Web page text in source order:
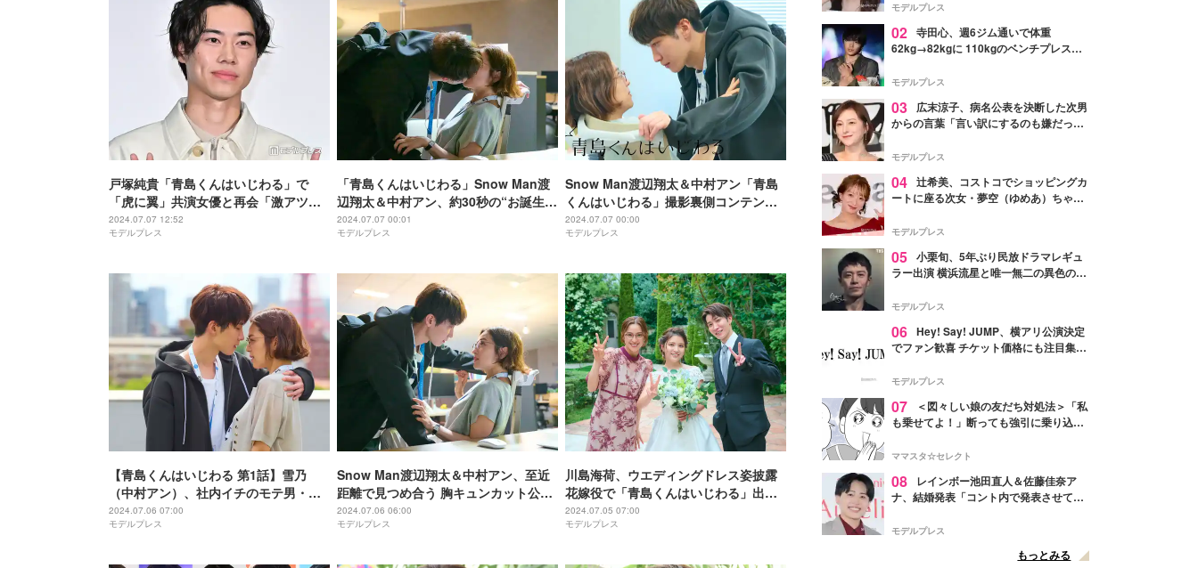
戸塚純貴「青島くんはいじわる」で
「虎に翼」共演女優と再会「激アツ」
「俺たちの轟だ」と話題
2024.07.07 12:52
モデルプレス
「青島くんはいじわる」Snow Man渡
辺翔太＆中村アン、約30秒の“お誕生日
キス” ラスト急展開で初回世界トレン
ド1位の反響「悶絶」「憧れシチュエー
2024.07.07 00:01
モデルプレス
Snow Man渡辺翔太＆中村アン「青島
くんはいじわる」撮影裏側コンテンツ
配信決定 “お誕生日キス”シーン撮影裏
も
2024.07.07 00:00
モデルプレス
【青島くんはいじわる 第1話】雪乃
（中村アン）、社内イチのモテ男・青
島（渡辺翔太）と“協定恋愛”成立？
2024.07.06 07:00
モデルプレス
Snow Man渡辺翔太＆中村アン、至近
距離で見つめ合う 胸キュンカット公開
【青島くんはいじわる】
2024.07.06 06:00
モデルプレス
川島海荷、ウエディングドレス姿披露
花嫁役で「青島くんはいじわる」出演
決定
2024.07.05 07:00
モデルプレス
モデルプレス
02 寺田心、週6ジム通いで体重
62kg→82kgに 110kgのベンチプレス持
「かっこいい」と反響
モデルプレス
03
広末涼子、病名公表を決断した次男
からの言葉「言い訳にするのも嫌だっ
モデルプレス
04 辻希美、コストコでショッピングカ
ートに座る次女・夢空（ゆめあ）ちゃん
ぎ」「成長を感じる」の声
モデルプレス
05 小栗旬、5年ぶり民放ドラマレギュ
ラー出演 横浜流星と唯一無二の異色のバ
モデルプレス
06 Hey! Say! JUMP、横アリ公演決定
でファン歓喜 チケット価格にも注目集ま
モデルプレス
07
＜図々しい娘の友だち対処法＞「私
も乗せてよ！」断っても強引に乗り込ん
ママスタ☆セレクト
08
レインボー池田直人＆佐藤佳奈ア
ナ、結婚発表「コント内で発表させてい
点変更のため
モデルプレス
もっとみる